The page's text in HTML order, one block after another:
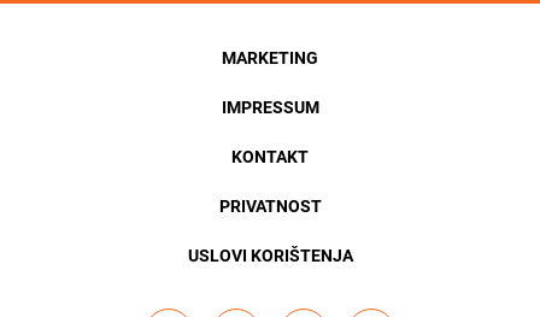
MARKETING
IMPRESSUM
KONTAKT
PRIVATNOST
USLOVI KORIŠTENJA